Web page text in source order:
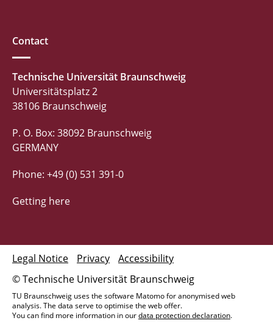
Contact
Technische Universität Braunschweig
Universitätsplatz 2
38106 Braunschweig
P. O. Box: 38092 Braunschweig
GERMANY
Phone: +49 (0) 531 391-0
Getting here
© Technische Universität Braunschweig
Legal Notice Privacy Accessibility
TU Braunschweig uses the software Matomo for anonymised web
analysis. The data serve to optimise the web offer.
You can find more information in ourdata protection declaration.